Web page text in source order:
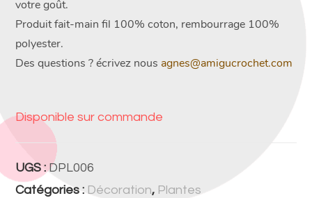
votre goût.
Produit fait-main fil 100% coton, rembourrage 100%
polyester.
Des questions ? écrivez nous agnes@amigucrochet.com
Disponible sur commande
UGS :DPL006
Catégories : Décoration, Plantes